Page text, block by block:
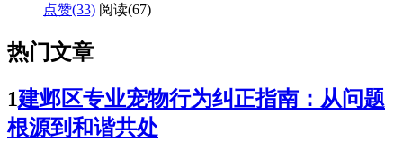
点赞(33) 阅读(67)
热门文章
1建邺区专业宠物行为纠正指南：从问题
根源到和谐共处